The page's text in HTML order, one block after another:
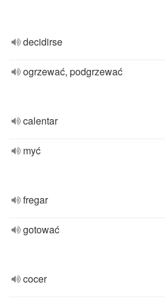
decidirse
ogrzewać, podgrzewać
calentar
myć
fregar
gotować
cocer